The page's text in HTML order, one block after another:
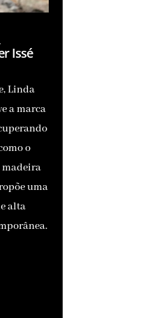
Issé
Linda
a marca
o
madeira
uma
alta